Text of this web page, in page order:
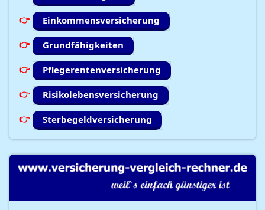
Einkommensversicherung
Grundfähigkeiten
Pflegerentenversicherung
Risikolebensversicherung
Sterbegeldversicherung